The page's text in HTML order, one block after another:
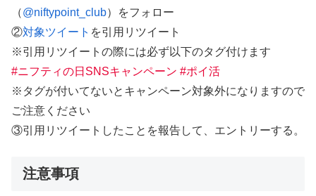
（@niftypoint_club）をフォロー
②対象ツイート を引用リツイート
※引用リツイートの際には必ず以下のタグ付けます
#ニフティの日SNSキャンペーン #ポイ活
※タグが付いてないとキャンペーン対象外になりますので
ご注意ください
③引用リツイートしたことを報告して、エントリーする。
注意事項